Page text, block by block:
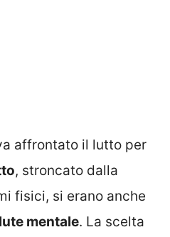
affrontato il lutto per
, stroncato dalla
fisici, si erano anche
mentale. La scelta